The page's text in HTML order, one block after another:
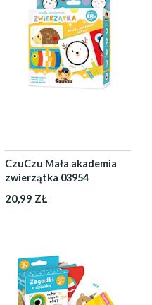
CzuCzu Mała akademia
zwierzątka 03954
20,99 ZŁ